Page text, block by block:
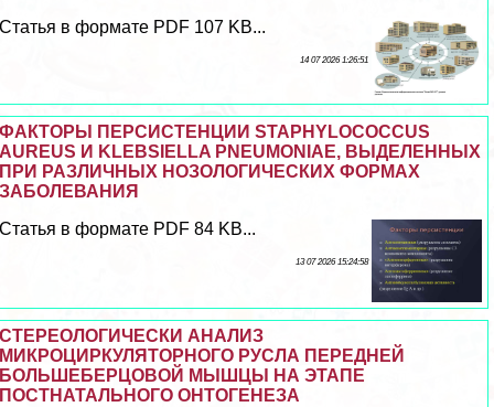
Статья в формате PDF 107 KB...
14 07 2026 1:26:51
ФАКТОРЫ ПЕРСИСТЕНЦИИ STAPHYLOCOCCUS
AUREUS И KLEBSIELLA PNEUMONIAE, ВЫДЕЛЕННЫХ
ПРИ РАЗЛИЧНЫХ НОЗОЛОГИЧЕСКИХ ФОРМАХ
ЗАБОЛЕВАНИЯ
Статья в формате PDF 84 KB...
13 07 2026 15:24:58
СТЕРЕОЛОГИЧЕСКИ АНАЛИЗ
МИКРОЦИРКУЛЯТОРНОГО РУСЛА ПЕРЕДНЕЙ
БОЛЬШЕБЕРЦОВОЙ МЫШЦЫ НА ЭТАПЕ
ПОСТНАТАЛЬНОГО ОНТОГЕНЕЗА